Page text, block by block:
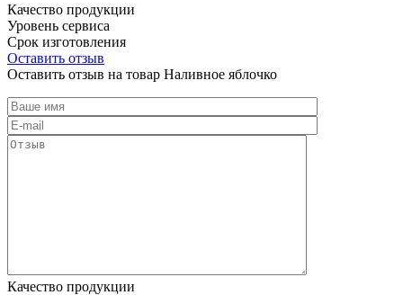
Качество продукции
Уровень сервиса
Срок изготовления
Оставить отзыв
Оставить отзыв на товар Наливное яблочко
Качество продукции